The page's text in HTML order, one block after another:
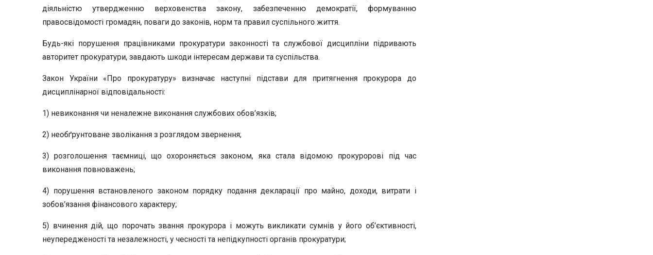
діяльністю утвердженню верховенства закону, забезпеченню демократії, формуванню
правосвідомості громадян, поваги до законів, норм та правил суспільного життя.
Будь-які порушення працівниками прокуратури законності та службової дисципліни підривають
авторитет прокуратури, завдають шкоди інтересам держави та суспільства.
Закон України «Про прокуратуру» визначає наступні підстави для притягнення прокурора до
дисциплінарної відповідальності:
1) невиконання чи неналежне виконання службових обов’язків;
2) необґрунтоване зволікання з розглядом звернення;
3) розголошення таємниці, що охороняється законом, яка стала відомою прокуророві під час
виконання повноважень;
4) порушення встановленого законом порядку подання декларації про майно, доходи, витрати і
зобов’язання фінансового характеру;
5) вчинення дій, що порочать звання прокурора і можуть викликати сумнів у його об’єктивності,
неупередженості та незалежності, у чесності та непідкупності органів прокуратури;